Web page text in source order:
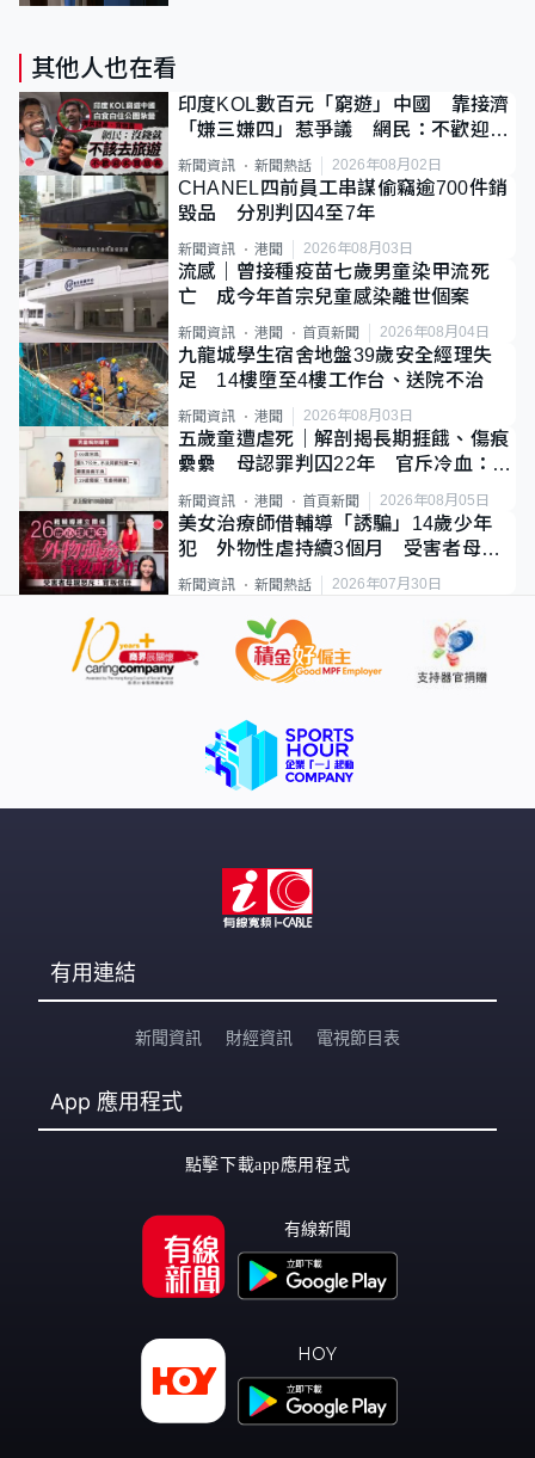
其他人也在看
印度KOL數百元「窮遊」中國 靠接濟
「嫌三嫌四」惹爭議 網民：不歡迎劣
質旅客
新聞資訊 新聞熱話 2026年08月02日
CHANEL四前員工串謀偷竊逾700件銷
毀品 分別判囚4至7年
新聞資訊 港聞 2026年08月03日
流感｜曾接種疫苗七歲男童染甲流死
亡 成今年首宗兒童感染離世個案
新聞資訊 港聞 首頁新聞 2026年08月04日
九龍城學生宿舍地盤39歲安全經理失
足 14樓墮至4樓工作台、送院不治
新聞資訊 港聞 2026年08月03日
五歲童遭虐死｜解剖揭長期捱餓、傷痕
纍纍 母認罪判囚22年 官斥冷血：同
類案最惡劣
新聞資訊 港聞 首頁新聞 2026年08月05日
美女治療師借輔導「誘騙」14歲少年
犯 外物性虐持續3個月 受害者母：
要保護其他人
新聞資訊 新聞熱話 2026年07月30日
有用連結
新聞資訊 財經資訊 電視節目表
App 應用程式
點擊下載app應用程式
有線新聞
HOY